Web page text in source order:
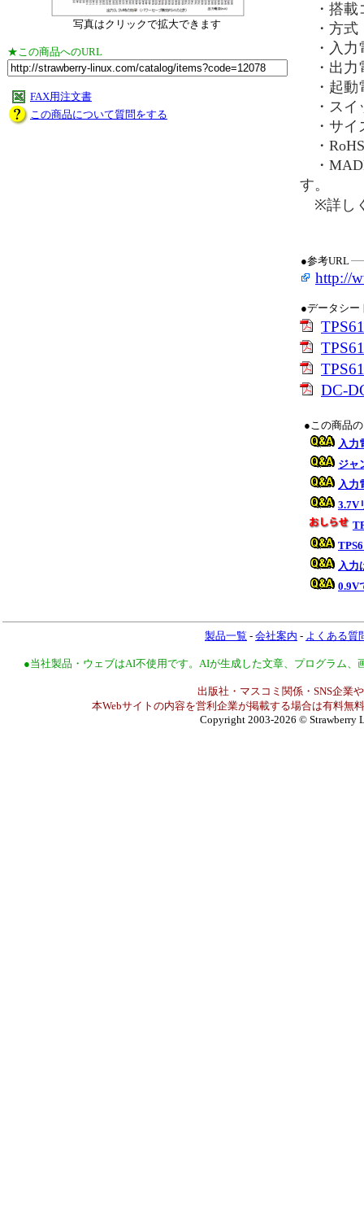
写真はクリックで拡大できます
★この商品へのURL
FAX用注文書
この商品について質問をする
・搭載
・方式
・入力
・出力
・起動
・スイ
・サイ
・
・
す。
※詳し
●参考URL
http://
●データシー
DC-
●この商品
入力
ジャ
入力
3.7V
入力
0.9V
製品一覧 - 会社案内 - よくある質
●当社製品・ウェブはAI不使用です。AIが生成した文章、プログラム
出版社・マスコミ関係・SNS企業
本Webサイトの内容を営利企業が掲載する場合は有料無
Copyright 2003-2026 © Strawberry